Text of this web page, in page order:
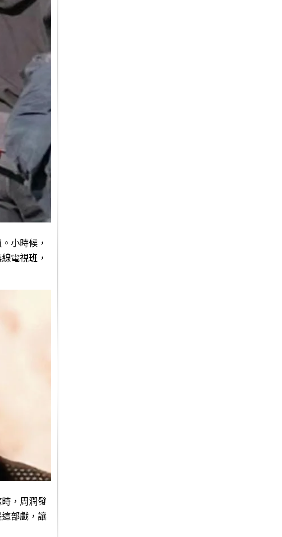
小時候，
電視班，
，周潤發
部戲，讓